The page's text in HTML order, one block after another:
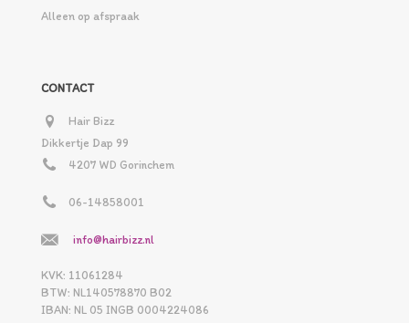
Alleen op afspraak
CONTACT
Hair Bizz
Dikkertje Dap 99
4207 WD Gorinchem
06-14858001
info@hairbizz.nl
KVK: 11061284
BTW: NL140578870 B02
IBAN: NL 05 INGB 0004224086